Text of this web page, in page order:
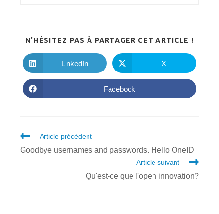
N'HÉSITEZ PAS À PARTAGER CET ARTICLE !
Ouvrir
dans
une
LinkedIn
Ouvrir
dans
une
X
Ouvrir
dans
Facebook
Read
articles
Article précédent
Goodbye usernames and passwords. Hello OneID
Article suivant
Qu'est-ce que l'open innovation?